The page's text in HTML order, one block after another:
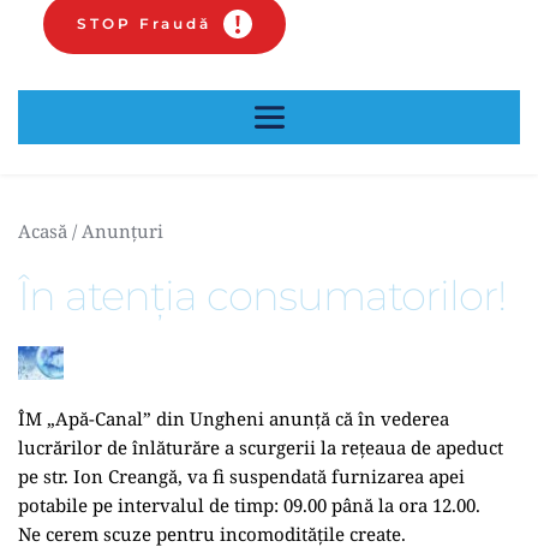
STOP Fraudă
Acasă / Anunțuri
În atenția consumatorilor!
ÎM „Apă-Canal” din Ungheni anunță că în vederea
lucrărilor de înlăturăre a scurgerii la rețeaua de apeduct
pe str. Ion Creangă, va fi suspendată furnizarea apei
potabile pe intervalul de timp: 09.00 până la ora 12.00.
Ne cerem scuze pentru incomoditățile create.